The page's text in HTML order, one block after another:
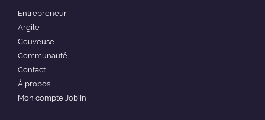
Entrepreneur
Argile
Couveuse
Communauté
Contact
À propos
Mon compte Job'In